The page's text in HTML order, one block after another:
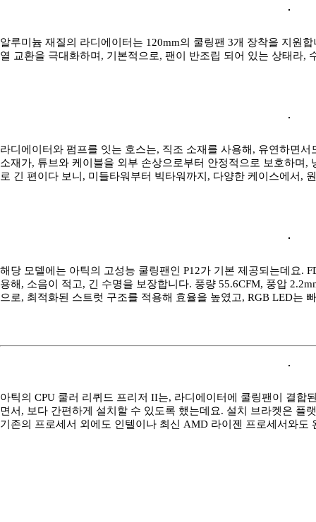
알루미늄 재질의 라디에이터는 120mm의 쿨링팬 3개 장착을 지원
열 교환을 극대화하며, 기본적으로, 팬이 반조립 되어 있는 상태라,
라디에이터와 펌프를 잇는 호스는, 직조 소재를 사용해, 유연하면
소재가, 튜브와 케이블을 외부 손상으로부터 안정적으로 보호하며
로 긴 편이다 보니, 미들타워부터 빅타워까지, 다양한 케이스에서,
해당 모델에는 아틱의 고성능 쿨링팬인 P12가 기본 제공되는데요.
용해, 소음이 적고, 긴 수명을 보장합니다. 풍량 55.6CFM, 풍압
으로, 최적화된 스트럿 구조를 적용해 효율을 높였고, RGB LED는
아틱의 CPU 쿨러 리퀴드 프리저 II는, 라디에이터에 쿨링팬이 결합
면서, 보다 간편하게 설치할 수 있도록 했는데요. 설치 브라켓은 플
기존의 프로세서 외에도 인텔이나 최신 AMD 라이젠 프로세서와도